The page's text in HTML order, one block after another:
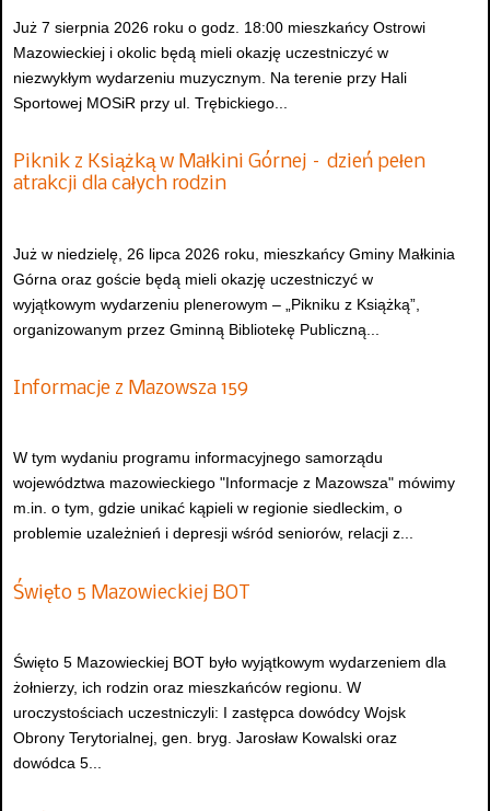
Już 7 sierpnia 2026 roku o godz. 18:00 mieszkańcy Ostrowi
Mazowieckiej i okolic będą mieli okazję uczestniczyć w
niezwykłym wydarzeniu muzycznym. Na terenie przy Hali
Sportowej MOSiR przy ul. Trębickiego...
Piknik z Książką w Małkini Górnej – dzień pełen
atrakcji dla całych rodzin
Już w niedzielę, 26 lipca 2026 roku, mieszkańcy Gminy Małkinia
Górna oraz goście będą mieli okazję uczestniczyć w
wyjątkowym wydarzeniu plenerowym – „Pikniku z Książką”,
organizowanym przez Gminną Bibliotekę Publiczną...
Informacje z Mazowsza 159
W tym wydaniu programu informacyjnego samorządu
województwa mazowieckiego "Informacje z Mazowsza" mówimy
m.in. o tym, gdzie unikać kąpieli w regionie siedleckim, o
problemie uzależnień i depresji wśród seniorów, relacji z...
Święto 5 Mazowieckiej BOT
Święto 5 Mazowieckiej BOT było wyjątkowym wydarzeniem dla
żołnierzy, ich rodzin oraz mieszkańców regionu. W
uroczystościach uczestniczyli: I zastępca dowódcy Wojsk
Obrony Terytorialnej, gen. bryg. Jarosław Kowalski oraz
dowódca 5...